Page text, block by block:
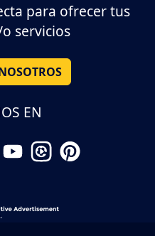
para ofrecer tus
servicios
EN